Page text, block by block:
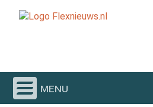
menu